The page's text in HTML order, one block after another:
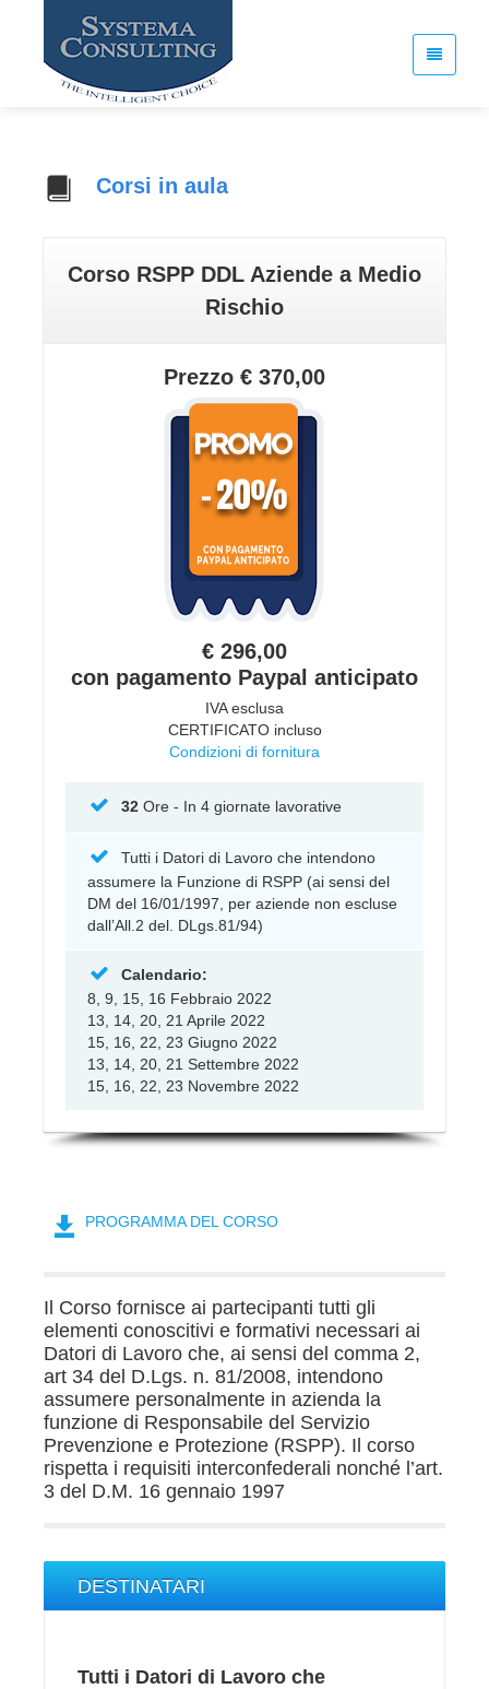
Corsi in aula
Corso RSPP DDL Aziende a Medio
Rischio
Prezzo € 370,00
€ 296,00
con pagamento Paypal anticipato
IVA esclusa
CERTIFICATO incluso
Condizioni di fornitura
32 Ore - In 4 giornate lavorative
Tutti i Datori di Lavoro che intendono
assumere la Funzione di RSPP (ai sensi del
DM del 16/01/1997, per aziende non escluse
dall’All.2 del. DLgs.81/94)
Calendario:
8, 9, 15, 16 Febbraio 2022
13, 14, 20, 21 Aprile 2022
15, 16, 22, 23 Giugno 2022
13, 14, 20, 21 Settembre 2022
15, 16, 22, 23 Novembre 2022
PROGRAMMA DEL CORSO
Il Corso fornisce ai partecipanti tutti gli
elementi conoscitivi e formativi necessari ai
Datori di Lavoro che, ai sensi del comma 2,
art 34 del D.Lgs. n. 81/2008, intendono
assumere personalmente in azienda la
funzione di Responsabile del Servizio
Prevenzione e Protezione (RSPP). Il corso
rispetta i requisiti interconfederali nonché l’art.
3 del D.M. 16 gennaio 1997
DESTINATARI
Tutti i Datori di Lavoro che